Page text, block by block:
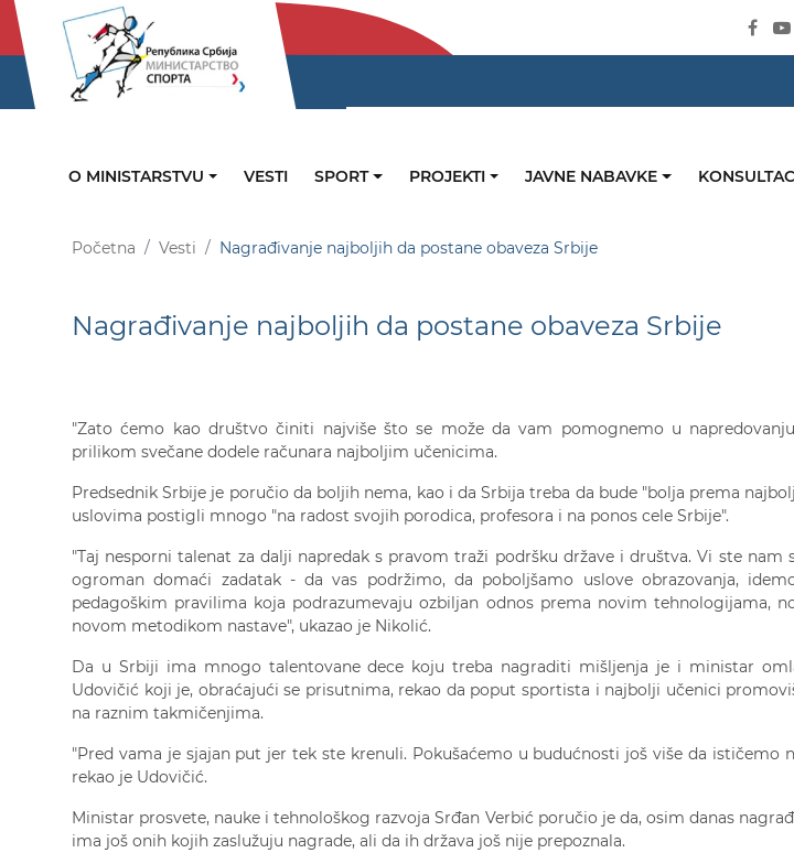
O MINISTARSTVU VESTI SPORT PROJEKTI JAVNE NABAVKE
Početna Vesti Nagrađivanje najboljih da postane obaveza Srbije
Nagrađivanje najboljih da postane obaveza Srbije
"Zato ćemo kao društvo činiti najviše što se može da vam pomognemo u
prilikom svečane dodele računara najboljim učenicima.
Predsednik Srbije je poručio da boljih nema, kao i da Srbija treba da bude "bolja prema
uslovima postigli mnogo "na radost svojih porodica, profesora i na ponos cele Srbije".
"Taj nesporni talenat za dalji napredak s pravom traži podršku države i društva. Vi ste nam
ogroman domaći zadatak - da vas podržimo, da poboljšamo uslove obrazovanja,
pedagoškim pravilima koja podrazumevaju ozbiljan odnos prema novim tehnologijama,
novom metodikom nastave", ukazao je Nikolić.
Da u Srbiji ima mnogo talentovane dece koju treba nagraditi mišljenja je i ministar
Udovičić koji je, obraćajući se prisutnima, rekao da poput sportista i najbolji učenici
na raznim takmičenjima.
"Pred vama je sjajan put jer tek ste krenuli. Pokušaćemo u budućnosti još više da ističemo
rekao je Udovičić.
Ministar prosvete, nauke i tehnološkog razvoja Srđan Verbić poručio je da, osim danas
ima još onih kojih zaslužuju nagrade, ali da ih država još nije prepoznala.